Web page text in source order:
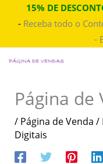
para
conteúdo
15% DE
- Receba todo o
-
Página de
/ Página de Venda /
Digitais